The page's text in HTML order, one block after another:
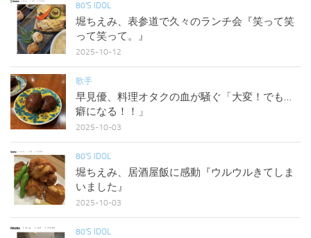
80'S IDOL
堀ちえみ、表参道で久々のランチ会『笑って笑
って笑って。』
2025-10-12
歌手
早見優、料理オタクの血が騒ぐ「大変！でも…
癖になる！！」
2025-10-03
80'S IDOL
堀ちえみ、居酒屋飯に感動『ウルウルきてしま
いました』
2025-10-03
80'S IDOL